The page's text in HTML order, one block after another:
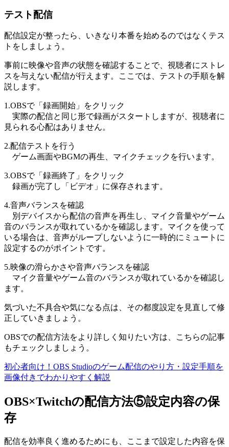
テスト配信
配信設定が整ったら、いきなり本番を始めるのではなくテス
トをしましょう。
事前に映像や音声の状態を確認することで、視聴者にストレ
スを与えない配信が行えます。ここでは、テストの手順を解
説します。
1.OBSで「録画開始」をクリック
実際の配信と同じ形で録画がスタートしますが、視聴者に
見られる心配はありません。
2.配信テストを行う
ゲーム画面やBGMの再生、マイクチェックを行います。
3.OBSで「録画終了」をクリック
録画が完了し「ビデオ」に保存されます。
4.音声バランスを確認
別デバイスから配信の音声を再生し、マイク音量やゲーム
音のバランスが取れているかを確認します。マイクを使って
いる場合は、音声がループしないように一時的にミュートに
設定するのがポイントです。
5.映像の滑らかさや音声バランスを確認
マイク音量やゲーム音のバランスが取れているかを確認し
ます。
気づいた不具合や気になる点は、その都度設定を見直して修
正していきましょう。
OBSでの配信方法をより詳しく知りたい方は、こちらの記事
もチェックしましょう。
初心者向け！OBS Studioのゲーム配信のやり方・設定手順を
画像付きでわかりやすく解説
OBS×Twitchの配信方法⑤設定内容の保
存
配信を効率良く進めるためにも、ここまで設定した内容を保